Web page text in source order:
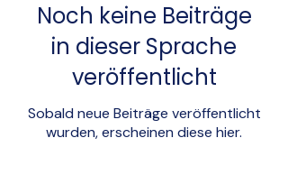
Noch keine Beiträge
in dieser Sprache
veröffentlicht
Sobald neue Beiträge veröffentlicht
wurden, erscheinen diese hier.